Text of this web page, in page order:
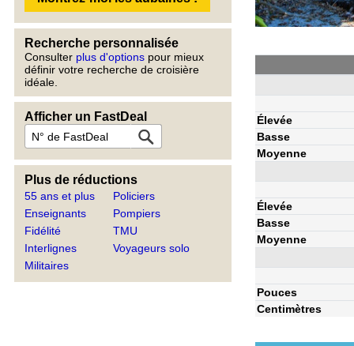
Recherche personnalisée
Consulter plus d'options pour mieux
définir votre recherche de croisière
idéale.
Afficher un FastDeal
Plus de réductions
55 ans et plus
Enseignants
Fidélité
Interlignes
Militaires
Policiers
Pompiers
TMU
Voyageurs solo
Élevée
Basse
Moyenne
Élevée
Basse
Moyenne
Pouces
Centimètres